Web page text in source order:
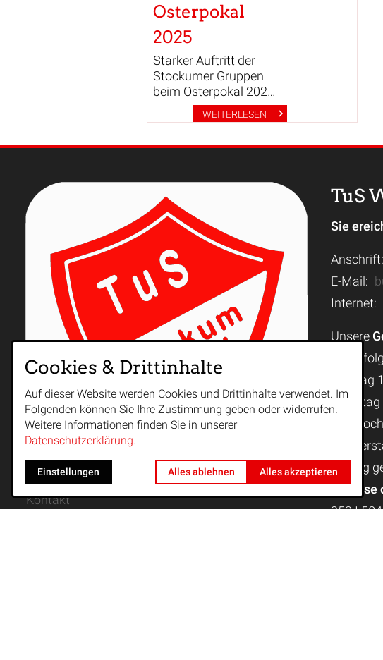
Osterpokal
2025
Starker Auftritt der
Stockumer Gruppen
beim Osterpokal 2025
des TuRa-
Rüdinghausen.WEITERLESEN
Kontakt
TuS
Sie
E-Mail:
Internet:
Unsere
ist zu
Montag
Dienstag
Freitag
Adresse
253 I
Cookies & Drittinhalte
Auf dieser Website werden Cookies und Drittinhalte verwendet. Im
Folgenden können Sie Ihre Zustimmung geben oder widerrufen.
Weitere Informationen finden Sie in unserer
Datenschutzerklärung.
Einstellungen Alles ablehnen Alles akzeptieren